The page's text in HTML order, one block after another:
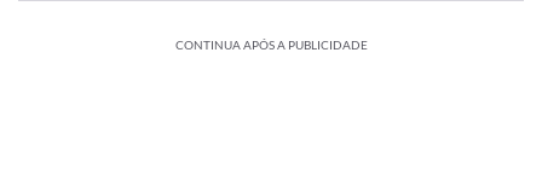
CONTINUA APÓS A PUBLICIDADE